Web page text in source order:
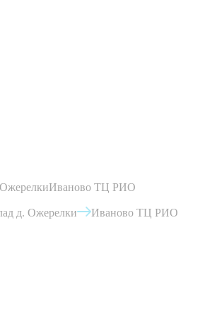
Иваново ТЦ РИО
д. Ожерелки Иваново ТЦ РИО